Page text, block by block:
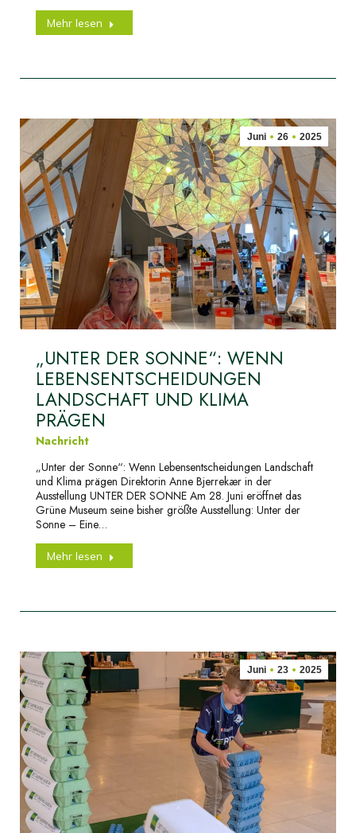
Mehr lesen
Juni 26 2025
„UNTER DER SONNE“: WENN
LEBENSENTSCHEIDUNGEN
LANDSCHAFT UND KLIMA
PRÄGEN
Nachricht
„Unter der Sonne“: Wenn Lebensentscheidungen Landschaft
und Klima prägen Direktorin Anne Bjerrekær in der
Ausstellung UNTER DER SONNE Am 28. Juni eröffnet das
Grüne Museum seine bisher größte Ausstellung: Unter der
Sonne – Eine…
Mehr lesen
Juni 23 2025